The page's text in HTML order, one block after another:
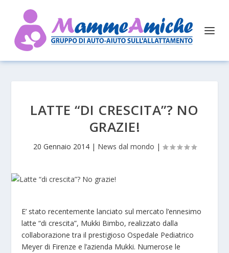
LATTE “DI CRESCITA”? NO
GRAZIE!
20 Gennaio 2014| News dal mondo |
E’ stato recentemente lanciato sul mercato l’ennesimo
latte “di crescita”, Mukki Bimbo, realizzato dalla
collaborazione tra il prestigioso Ospedale Pediatrico
Meyer di Firenze e l’azienda Mukki. Numerose le